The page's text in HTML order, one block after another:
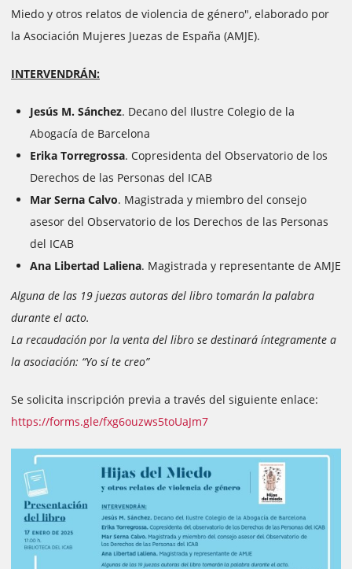
Miedo y otros relatos de violencia de género", elaborado por
la Asociación Mujeres Juezas de España (AMJE).
INTERVENDRÁN:
Jesús M. Sánchez. Decano del Ilustre Colegio de la
Abogacía de Barcelona
Erika Torregrossa. Copresidenta del Observatorio de los
Derechos de las Personas del ICAB
Mar Serna Calvo. Magistrada y miembro del consejo
asesor del Observatorio de los Derechos de las Personas
del ICAB
Ana Libertad Laliena. Magistrada y representante de AMJE
Alguna de las 19 juezas autoras del libro tomarán la palabra
durante el acto.
La recaudación por la venta del libro se destinará íntegramente a
la asociación: “Yo sí te creo”
Se solicita inscripción previa a través del siguiente enlace:
https://forms.gle/fxg6ouzws5toUaJm7